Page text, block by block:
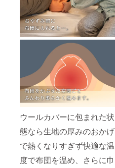
ウールカバーに包まれた状
態なら生地の厚みのおかげ
で熱くなりすぎず快適な温
度で布団を温め、さらに巾